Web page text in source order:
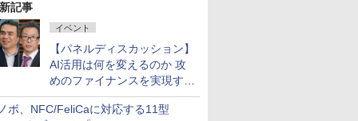
記事
イベント
【パネルディスカッション】
AI活用は何を変えるのか 攻
めのファイナンスを実現する
業務設計とマインドセット変
革
ボ、NFC/FeliCaに対応する11型